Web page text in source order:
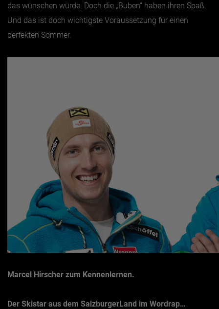
das wünschen würde. Doch die „Buben“ haben ihren Spaß.
Und das ist doch wichtigste Voraussetzung für einen
perfekten Sommer.
Marcel Hirscher zum Kennenlernen.
Der Skistar aus dem SalzburgerLand im Wordrap…